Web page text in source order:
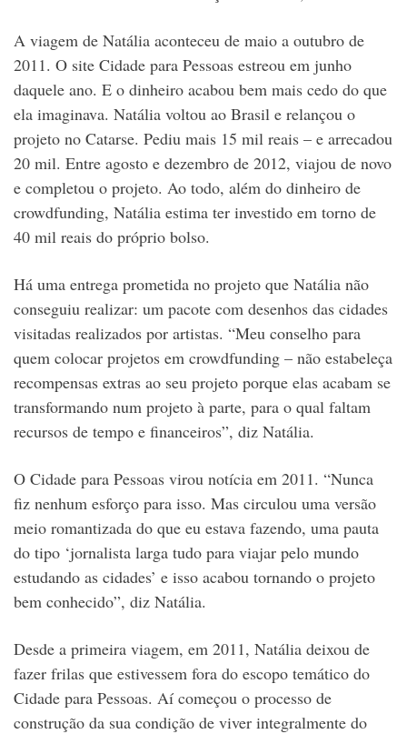
A viagem de Natália aconteceu de maio a outubro de
2011. O site Cidade para Pessoas estreou em junho
daquele ano. E o dinheiro acabou bem mais cedo do que
ela imaginava. Natália voltou ao Brasil e relançou o
projeto no Catarse. Pediu mais 15 mil reais – e arrecadou
20 mil. Entre agosto e dezembro de 2012, viajou de novo
e completou o projeto. Ao todo, além do dinheiro de
crowdfunding, Natália estima ter investido em torno de
40 mil reais do próprio bolso.
Há uma entrega prometida no projeto que Natália não
conseguiu realizar: um pacote com desenhos das cidades
visitadas realizados por artistas. “Meu conselho para
quem colocar projetos em crowdfunding – não estabeleça
recompensas extras ao seu projeto porque elas acabam se
transformando num projeto à parte, para o qual faltam
recursos de tempo e financeiros”, diz Natália.
O Cidade para Pessoas virou notícia em 2011. “Nunca
fiz nenhum esforço para isso. Mas circulou uma versão
meio romantizada do que eu estava fazendo, uma pauta
do tipo ‘jornalista larga tudo para viajar pelo mundo
estudando as cidades’ e isso acabou tornando o projeto
bem conhecido”, diz Natália.
Desde a primeira viagem, em 2011, Natália deixou de
fazer frilas que estivessem fora do escopo temático do
Cidade para Pessoas. Aí começou o processo de
construção da sua condição de viver integralmente do